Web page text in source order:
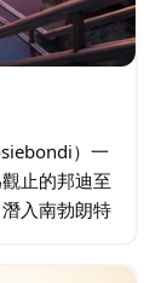
）一
止的邦迪至
入南勃朗特